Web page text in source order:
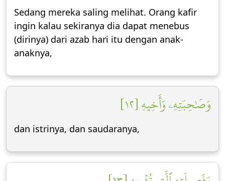
Sedang mereka saling melihat. Orang kafir
ingin kalau sekiranya dia dapat menebus
(dirinya) dari azab hari itu dengan anak-
anaknya,
وَصَٰحِبَتِهِۦ وَأَخِيهِ [١٢]
dan istrinya, dan saudaranya,